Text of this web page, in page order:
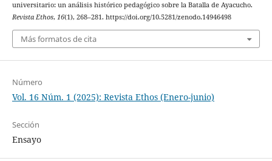
universitario: un análisis histórico pedagógico sobre la Batalla de Ayacucho.
Revista Ethos, 16(1), 268–281. https://doi.org/10.5281/zenodo.14946498
Más formatos de cita
Número
Vol. 16 Núm. 1 (2025): Revista Ethos (Enero-junio)
Sección
Ensayo